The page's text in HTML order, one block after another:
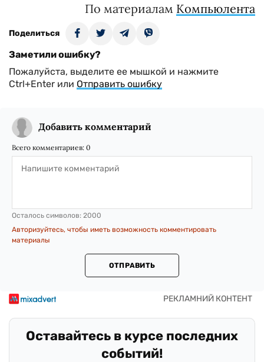
По материалам Компьюлента
Поделиться
Заметили ошибку?
Пожалуйста, выделите ее мышкой и нажмите
Ctrl+Enter или Отправить ошибку
Добавить комментарий
Всего комментариев: 0
Осталось символов: 2000
Авторизуйтесь, чтобы иметь возможность комментировать
материалы
ОТПРАВИТЬ
Оставайтесь в курсе последних
событий!